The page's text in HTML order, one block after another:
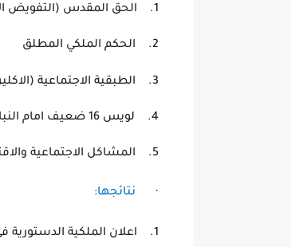
1. الحق المقدس
2. الحكم
3. الطبقية الاجتماعية
4. لويس 16 ضعيف امام النبلاء ومستبد قوي امام العامة
5. المشاكل
· نتائجها:
1. اعلان الملكية الدستورية في 14/09/